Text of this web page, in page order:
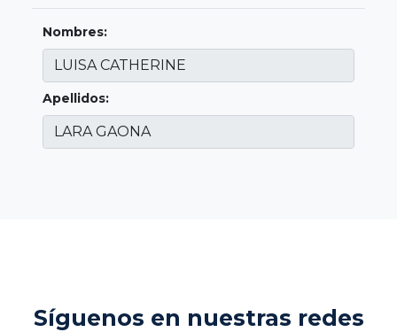
Nombres:
Apellidos:
Síguenos en nuestras redes